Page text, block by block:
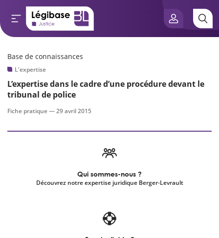
Base de connaissances
L'expertise
L’expertise dans le cadre d’une procédure devant le
tribunal de police
Fiche pratique —29 avril 2015
Qui sommes-nous ?
Découvrez notre expertise juridique Berger-Levrault